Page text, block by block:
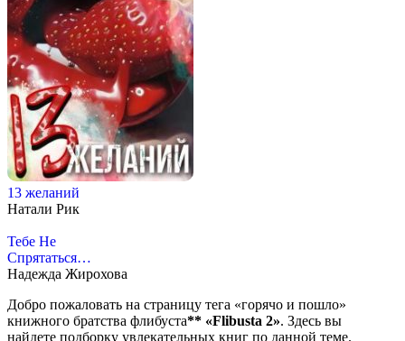
13 желаний
Натали Рик
Тебе Не
Спрятаться…
Надежда Жирохова
Добро пожаловать на страницу тега «горячо и пошло»
книжного братства флибуста** «Flibusta 2». Здесь вы
найдете подборку увлекательных книг по данной теме.